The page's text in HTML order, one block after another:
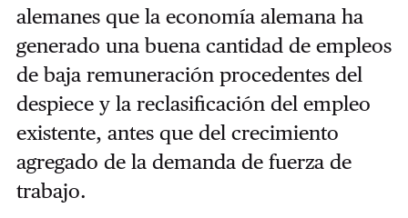
alemanes que la economía alemana ha
generado una buena cantidad de empleos
de baja remuneración procedentes del
despiece y la reclasificación del empleo
existente, antes que del crecimiento
agregado de la demanda de fuerza de
trabajo.